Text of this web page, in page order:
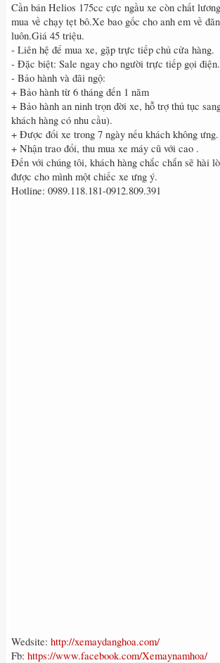
Cần bán Helios 175cc cực ngầu xe còn chất
mua về chạy tẹt bô.Xe bao gốc cho anh em về
luôn.Giá 45 triệu.
- Liên hệ để mua xe, gặp trực tiếp chủ cửa hàng.
- Đặc biệt: Sale ngay cho người trực tiếp gọi điện.
- Bảo hành và đãi ngộ:
+ Bảo hành từ 6 tháng đến 1 năm
+ Bảo hành an ninh trọn đời xe, hỗ trợ thủ tục
khách hàng có nhu cầu).
+ Được đổi xe trong 7 ngày nếu khách không ưng.
+ Nhận trao đổi, thu mua xe máy cũ với cao .
Đến với chúng tôi, khách hàng chắc chắn sẽ hài
được cho mình một chiếc xe ưng ý.
Hotline: 0989.118.181-0912.809.391
Wedsite: http://xemaydanghoa.com/
Fb: https://www.facebook.com/Xemaynamhoa/